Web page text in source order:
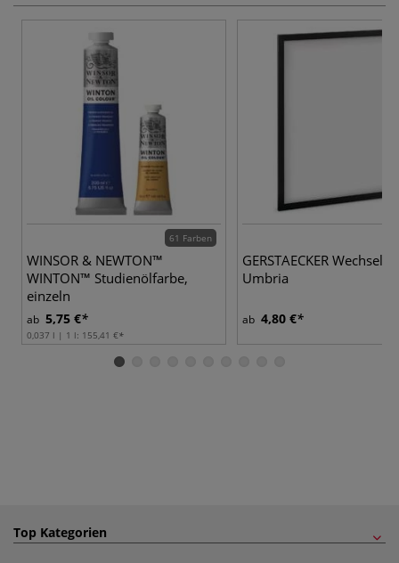
61 Farben
WINSOR & NEWTON™
WINTON™ Studienölfarbe,
einzeln
ab 5,75 €
0,037 l | 1 l: 155,41 €
GERSTAECKER
Umbria
ab 4,80 €
Top Kategorien